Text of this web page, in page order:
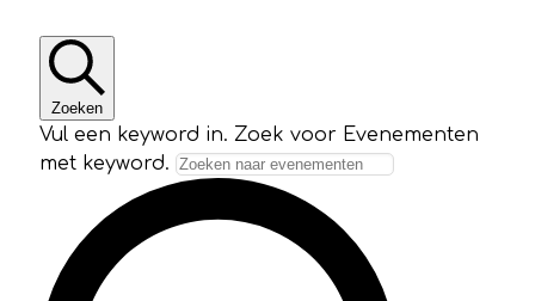
Zoeken
Vul een keyword in. Zoek voor Evenementen
met keyword.